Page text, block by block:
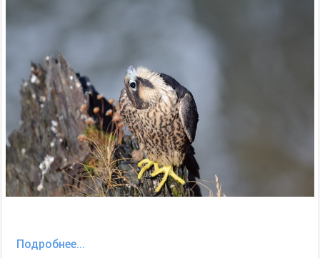
Подробнее...